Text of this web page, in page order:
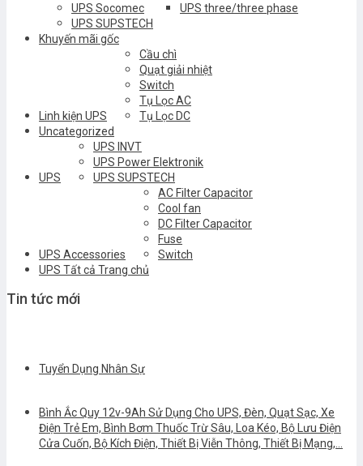
UPS Socomec
UPS three/three phase
UPS SUPSTECH
Khuyến mãi gốc
Linh kiện UPS
Cầu chì
Quạt giải nhiệt
Switch
Tụ Lọc AC
Tụ Lọc DC
Uncategorized
UPS
UPS INVT
UPS Power Elektronik
UPS SUPSTECH
UPS Accessories
AC Filter Capacitor
Cool fan
DC Filter Capacitor
Fuse
Switch
UPS Tất cả Trang chủ
Tin tức mới
Tuyển Dụng Nhân Sự
Bình Ắc Quy 12v-9Ah Sử Dụng Cho UPS, Đèn, Quạt Sạc, Xe
Điện Trẻ Em, Bình Bơm Thuốc Trừ Sâu, Loa Kéo, Bộ Lưu Điện
Cửa Cuốn, Bộ Kích Điện, Thiết Bị Viễn Thông, Thiết Bị Mạng,…